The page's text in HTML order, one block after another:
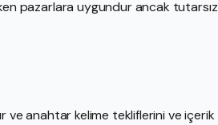
pazarlara uygundur ancak tutarsız
ve anahtar kelime tekliflerini ve içerik